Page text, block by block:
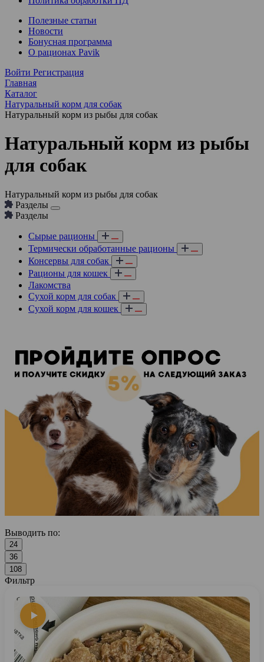
Полезные статьи
Новости
Бонусная программа
О рационах Pavik
Войти Регистрация
Главная
Каталог
Натуральный корм для собак
Натуральный корм из рыбы для собак
Натуральный корм из рыбы
для собак
Натуральный корм из рыбы для собак
Разделы
Разделы
Сырые рационы
Термически обработанные рационы
Консервы для собак
Рационы для кошек
Лакомства
Сухой корм для собак
Сухой корм для кошек
Выводить по:
24
36
108
Фильтр